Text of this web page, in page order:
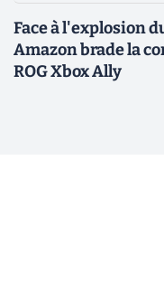
Face à l'explosion
Amazon brade la
ROG Xbox Ally